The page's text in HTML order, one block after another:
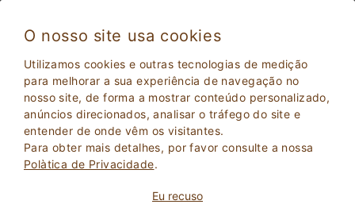
O nosso site usa cookies
Utilizamos cookies e outras tecnologias de medição
para melhorar a sua experiência de navegação no
nosso site, de forma a mostrar conteúdo personalizado,
anúncios direcionados, analisar o tráfego do site e
entender de onde vêm os visitantes.
Para obter mais detalhes, por favor consulte a nossa
Polà­tica de Privacidade.
Eu recuso
M